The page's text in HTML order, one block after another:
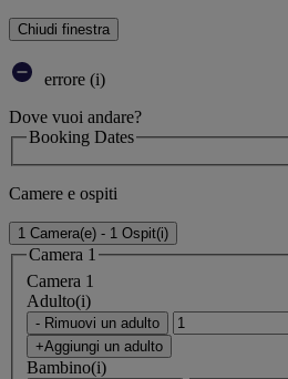
Chiudi finestra
errore (i)
Dove vuoi andare?
Booking Dates
Camere e ospiti
1 Camera(e) - 1 Ospit(i)
Camera 1
Camera 1
Adulto(i)
- Rimuovi un adulto
+Aggiungi un adulto
Bambino(i)